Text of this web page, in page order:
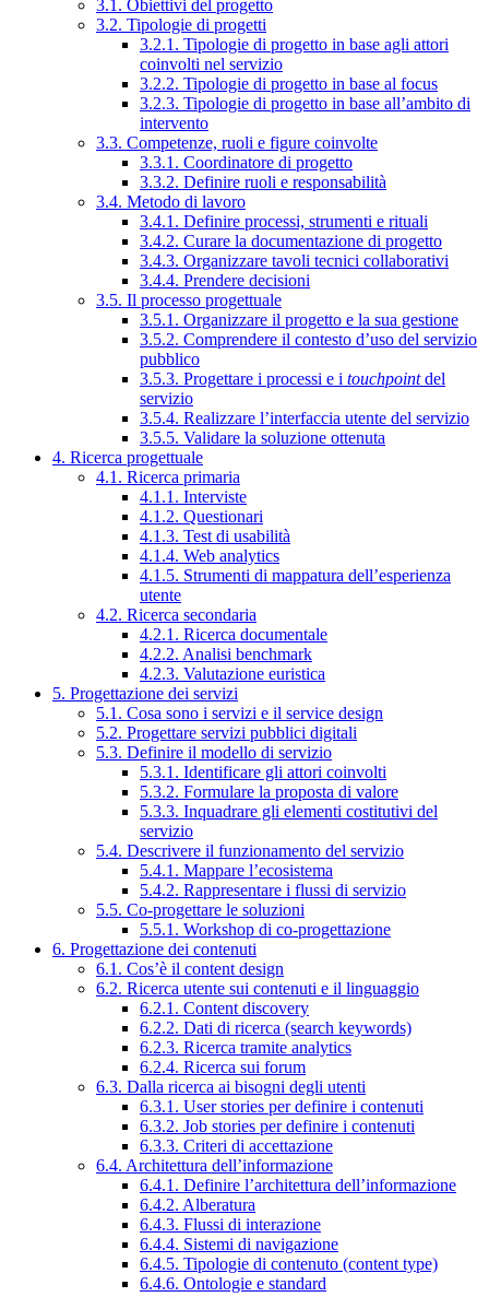
3.1. Obiettivi del progetto
3.2. Tipologie di progetti
3.2.1. Tipologie di progetto in base agli attori
coinvolti nel servizio
3.2.2. Tipologie di progetto in base al focus
3.2.3. Tipologie di progetto in base all’ambito di
intervento
3.3. Competenze, ruoli e figure coinvolte
3.3.1. Coordinatore di progetto
3.3.2. Definire ruoli e responsabilità
3.4. Metodo di lavoro
3.4.1. Definire processi, strumenti e rituali
3.4.2. Curare la documentazione di progetto
3.4.3. Organizzare tavoli tecnici collaborativi
3.4.4. Prendere decisioni
3.5. Il processo progettuale
3.5.1. Organizzare il progetto e la sua gestione
3.5.2. Comprendere il contesto d’uso del servizio
pubblico
3.5.3. Progettare i processi e i touchpointdel
servizio
3.5.4. Realizzare l’interfaccia utente del servizio
3.5.5. Validare la soluzione ottenuta
4. Ricerca progettuale
4.1. Ricerca primaria
4.1.1. Interviste
4.1.2. Questionari
4.1.3. Test di usabilità
4.1.4. Web analytics
4.1.5. Strumenti di mappatura dell’esperienza
utente
4.2. Ricerca secondaria
4.2.1. Ricerca documentale
4.2.2. Analisi benchmark
4.2.3. Valutazione euristica
5. Progettazione dei servizi
5.1. Cosa sono i servizi e il service design
5.2. Progettare servizi pubblici digitali
5.3. Definire il modello di servizio
5.3.1. Identificare gli attori coinvolti
5.3.2. Formulare la proposta di valore
5.3.3. Inquadrare gli elementi costitutivi del
servizio
5.4. Descrivere il funzionamento del servizio
5.4.1. Mappare l’ecosistema
5.4.2. Rappresentare i flussi di servizio
5.5. Co-progettare le soluzioni
5.5.1. Workshop di co-progettazione
6. Progettazione dei contenuti
6.1. Cos’è il content design
6.2. Ricerca utente sui contenuti e il linguaggio
6.2.1. Content discovery
6.2.2. Dati di ricerca (search keywords)
6.2.3. Ricerca tramite analytics
6.2.4. Ricerca sui forum
6.3. Dalla ricerca ai bisogni degli utenti
6.3.1. User stories per definire i contenuti
6.3.2. Job stories per definire i contenuti
6.3.3. Criteri di accettazione
6.4. Architettura dell’informazione
6.4.1. Definire l’architettura dell’informazione
6.4.2. Alberatura
6.4.3. Flussi di interazione
6.4.4. Sistemi di navigazione
6.4.5. Tipologie di contenuto (content type)
6.4.6. Ontologie e standard